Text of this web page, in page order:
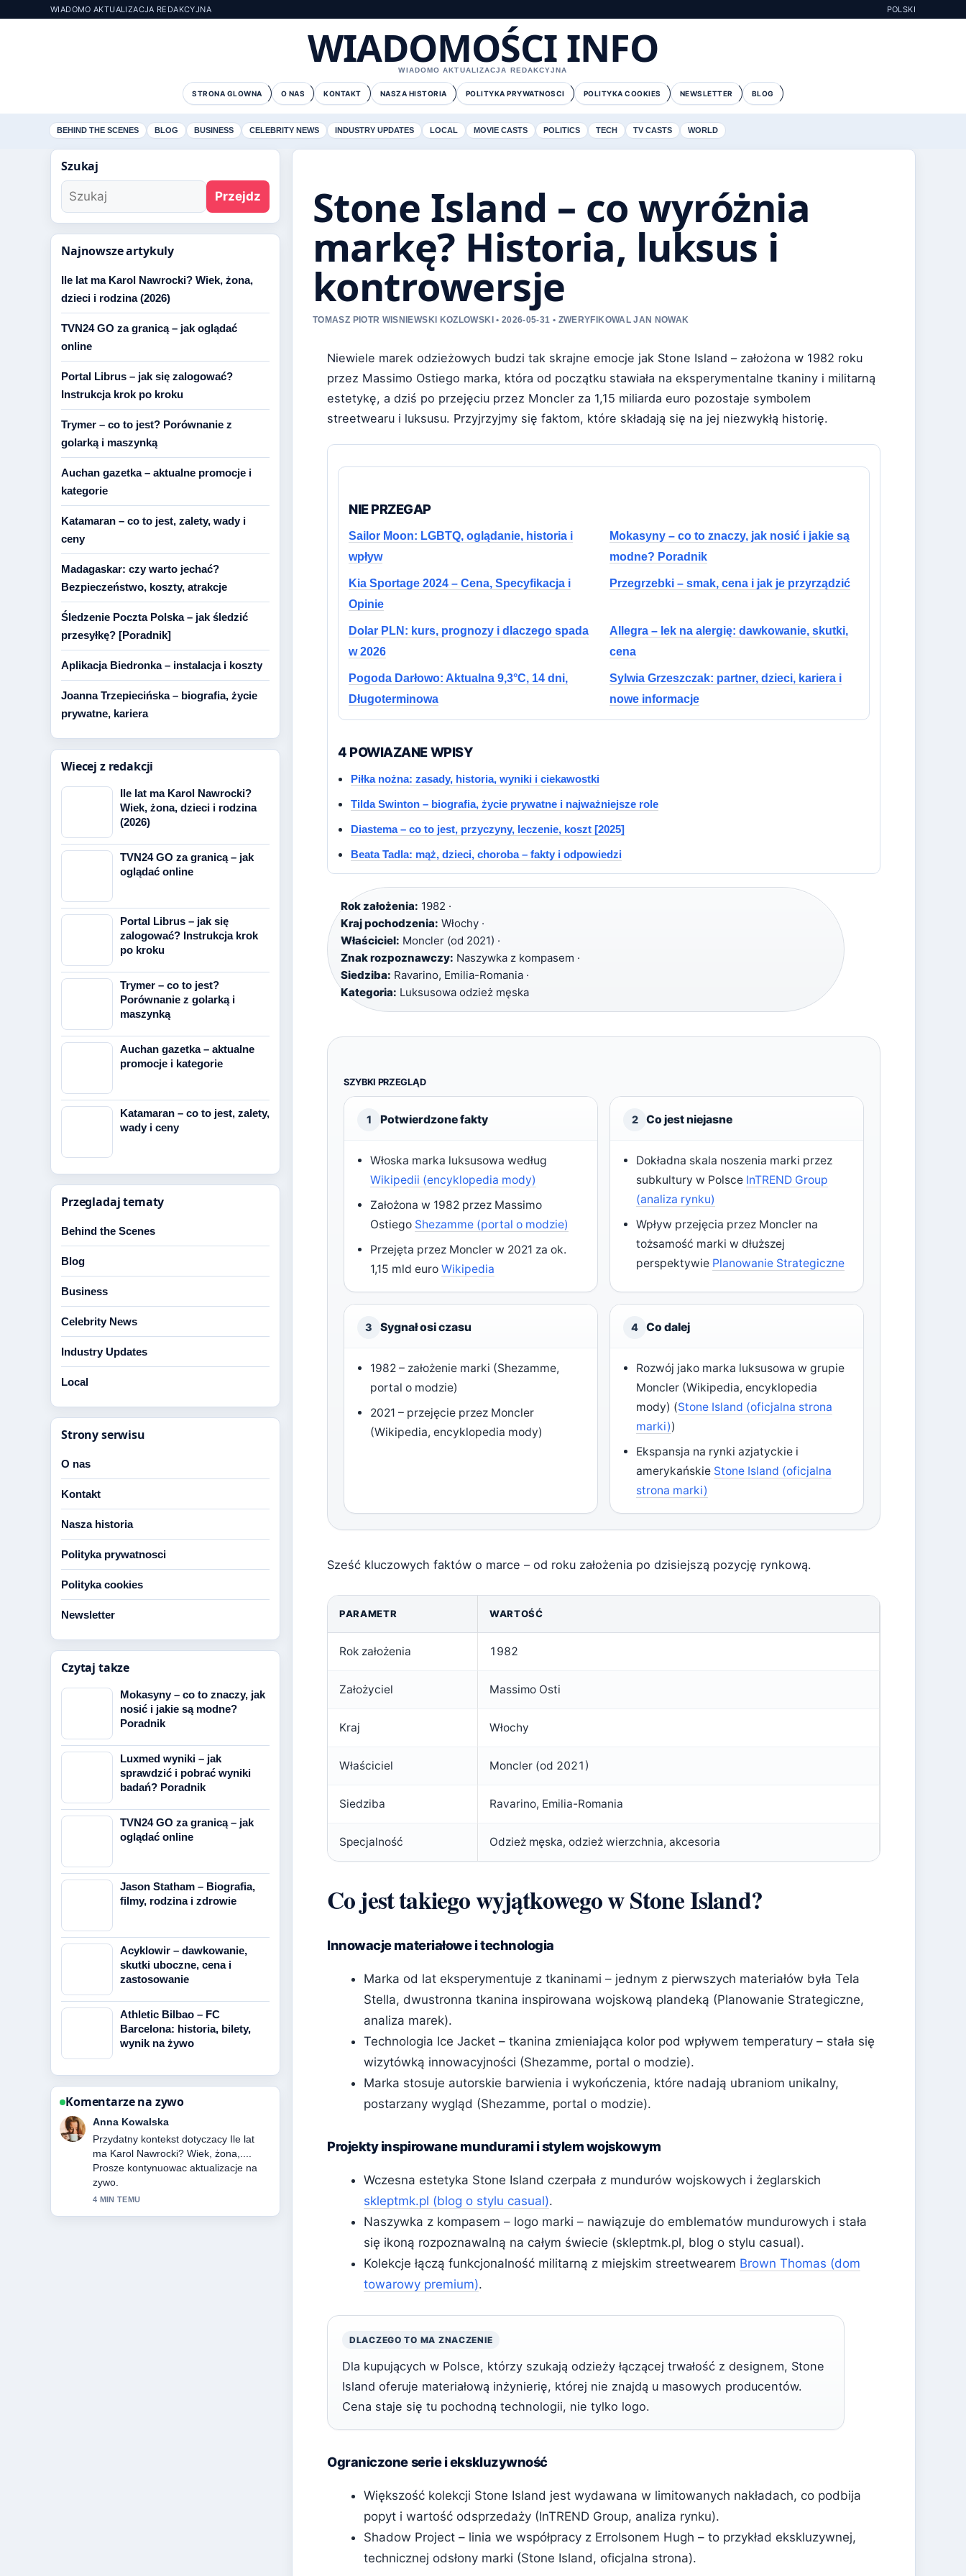
WIADOMO AKTUALIZACJA REDAKCYJNA POLSKI
WIADOMOŚCI INFO
WIADOMO AKTUALIZACJA REDAKCYJNA
STRONA GLOWNA O NAS KONTAKT NASZA HISTORIA POLITYKA PRYWATNOSCI POLITYKA COOKIES NEWSLETTER BLOG
BEHIND THE SCENES BLOG BUSINESS CELEBRITY NEWS INDUSTRY UPDATES LOCAL MOVIE CASTS POLITICS TECH TV CASTS WORLD
Stone Island – co wyróżnia
markę? Historia, luksus i
kontrowersje
TOMASZ PIOTR WISNIEWSKI KOZLOWSKI • 2026-05-31 • ZWERYFIKOWAL JAN NOWAK
Niewiele marek odzieżowych budzi tak skrajne emocje jak Stone Island – założona w 1982 roku
przez Massimo Ostiego marka, która od początku stawiała na eksperymentalne tkaniny i militarną
estetykę, a dziś po przejęciu przez Moncler za 1,15 miliarda euro pozostaje symbolem
streetwearu i luksusu. Przyjrzyjmy się faktom, które składają się na jej niezwykłą historię.
NIE PRZEGAP
Sailor Moon: LGBTQ, oglądanie, historia i
wpływ
Mokasyny – co to znaczy, jak nosić i jakie są
modne? Poradnik
Kia Sportage 2024 – Cena, Specyfikacja i
Opinie
Przegrzebki – smak, cena i jak je przyrządzić
Dolar PLN: kurs, prognozy i dlaczego spada
w 2026
Allegra – lek na alergię: dawkowanie, skutki,
cena
Pogoda Darłowo: Aktualna 9,3°C, 14 dni,
Długoterminowa
Sylwia Grzeszczak: partner, dzieci, kariera i
nowe informacje
4 POWIAZANE WPISY
Piłka nożna: zasady, historia, wyniki i ciekawostki
Tilda Swinton – biografia, życie prywatne i najważniejsze role
Diastema – co to jest, przyczyny, leczenie, koszt [2025]
Beata Tadla: mąż, dzieci, choroba – fakty i odpowiedzi
Rok założenia: 1982 ·
Kraj pochodzenia: Włochy ·
Właściciel: Moncler (od 2021) ·
Znak rozpoznawczy: Naszywka z kompasem ·
Siedziba: Ravarino, Emilia-Romania ·
Kategoria: Luksusowa odzież męska
SZYBKI PRZEGLĄD
1 Potwierdzone fakty
Włoska marka luksusowa według
Wikipedii (encyklopedia mody)
Założona w 1982 przez Massimo
Ostiego Shezamme (portal o modzie)
Przejęta przez Moncler w 2021 za ok.
1,15 mld euroWikipedia
2 Co jest niejasne
Dokładna skala noszenia marki przez
subkultury w Polsce InTREND Group
(analiza rynku)
Wpływ przejęcia przez Moncler na
tożsamość marki w dłuższej
perspektywie Planowanie Strategiczne
3 Sygnał osi czasu
1982 – założenie marki (Shezamme,
portal o modzie)
2021 – przejęcie przez Moncler
(Wikipedia, encyklopedia mody)
4 Co dalej
Rozwój jako marka luksusowa w grupie
Moncler (Wikipedia, encyklopedia
mody) (Stone Island (oficjalna strona
marki))
Ekspansja na rynki azjatyckie i
amerykańskie Stone Island (oficjalna
strona marki)
Sześć kluczowych faktów o marce – od roku założenia po dzisiejszą pozycję rynkową.
PARAMETR WARTOŚĆ
Rok założenia 1982
Założyciel Massimo Osti
Kraj Włochy
Właściciel Moncler (od 2021)
Siedziba Ravarino, Emilia-Romania
Specjalność Odzież męska, odzież wierzchnia, akcesoria
Co jest takiego wyjątkowego w Stone Island?
Innowacje materiałowe i technologia
Marka od lat eksperymentuje z tkaninami – jednym z pierwszych materiałów była Tela
Stella, dwustronna tkanina inspirowana wojskową plandeką (Planowanie Strategiczne,
analiza marek).
Technologia Ice Jacket – tkanina zmieniająca kolor pod wpływem temperatury – stała się
wizytówką innowacyjności (Shezamme, portal o modzie).
Marka stosuje autorskie barwienia i wykończenia, które nadają ubraniom unikalny,
postarzany wygląd (Shezamme, portal o modzie).
Projekty inspirowane mundurami i stylem wojskowym
Wczesna estetyka Stone Island czerpała z mundurów wojskowych i żeglarskich
skleptmk.pl (blog o stylu casual).
Naszywka z kompasem – logo marki – nawiązuje do emblematów mundurowych i stała
się ikoną rozpoznawalną na całym świecie (skleptmk.pl, blog o stylu casual).
Kolekcje łączą funkcjonalność militarną z miejskim streetwearem Brown Thomas (dom
towarowy premium).
DLACZEGO TO MA ZNACZENIE
Dla kupujących w Polsce, którzy szukają odzieży łączącej trwałość z designem, Stone
Island oferuje materiałową inżynierię, której nie znajdą u masowych producentów.
Cena staje się tu pochodną technologii, nie tylko logo.
Ograniczone serie i ekskluzywność
Większość kolekcji Stone Island jest wydawana w limitowanych nakładach, co podbija
popyt i wartość odsprzedaży (InTREND Group, analiza rynku).
Shadow Project – linia we współpracy z Errolsonem Hugh – to przykład ekskluzywnej,
technicznej odsłony marki (Stone Island, oficjalna strona).
Szukaj
Przejdz
Najnowsze artykuly
Ile lat ma Karol Nawrocki? Wiek, żona,
dzieci i rodzina (2026)
TVN24 GO za granicą – jak oglądać
online
Portal Librus – jak się zalogować?
Instrukcja krok po kroku
Trymer – co to jest? Porównanie z
golarką i maszynką
Auchan gazetka – aktualne promocje i
kategorie
Katamaran – co to jest, zalety, wady i
ceny
Madagaskar: czy warto jechać?
Bezpieczeństwo, koszty, atrakcje
Śledzenie Poczta Polska – jak śledzić
przesyłkę? [Poradnik]
Aplikacja Biedronka – instalacja i koszty
Joanna Trzepiecińska – biografia, życie
prywatne, kariera
Wiecej z redakcji
Ile lat ma Karol Nawrocki?
Wiek, żona, dzieci i rodzina
(2026)
TVN24 GO za granicą – jak
oglądać online
Portal Librus – jak się
zalogować? Instrukcja krok
po kroku
Trymer – co to jest?
Porównanie z golarką i
maszynką
Auchan gazetka – aktualne
promocje i kategorie
Katamaran – co to jest, zalety,
wady i ceny
Przegladaj tematy
Behind the Scenes
Blog
Business
Celebrity News
Industry Updates
Local
Strony serwisu
O nas
Kontakt
Nasza historia
Polityka prywatnosci
Polityka cookies
Newsletter
Czytaj takze
Mokasyny – co to znaczy, jak
nosić i jakie są modne?
Poradnik
Luxmed wyniki – jak
sprawdzić i pobrać wyniki
badań? Poradnik
TVN24 GO za granicą – jak
oglądać online
Jason Statham – Biografia,
filmy, rodzina i zdrowie
Acyklowir – dawkowanie,
skutki uboczne, cena i
zastosowanie
Athletic Bilbao – FC
Barcelona: historia, bilety,
wynik na żywo
Komentarze na zywo
Jan Nowak
Relacja o TVN24 GO za granicą – jak
oglądać... jest solidna i bardzo latwa
do sledzenia.
6 MIN TEMU